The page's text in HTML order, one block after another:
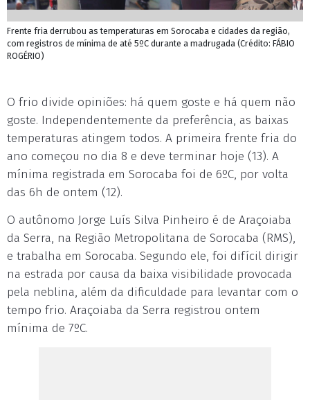
Frente fria derrubou as temperaturas em Sorocaba e cidades da região,
com registros de mínima de até 5ºC durante a madrugada (Crédito: FÁBIO
ROGÉRIO)
O frio divide opiniões: há quem goste e há quem não
goste. Independentemente da preferência, as baixas
temperaturas atingem todos. A primeira frente fria do
ano começou no dia 8 e deve terminar hoje (13). A
mínima registrada em Sorocaba foi de 6ºC, por volta
das 6h de ontem (12).
O autônomo Jorge Luís Silva Pinheiro é de Araçoiaba
da Serra, na Região Metropolitana de Sorocaba (RMS),
e trabalha em Sorocaba. Segundo ele, foi difícil dirigir
na estrada por causa da baixa visibilidade provocada
pela neblina, além da dificuldade para levantar com o
tempo frio. Araçoiaba da Serra registrou ontem
mínima de 7ºC.